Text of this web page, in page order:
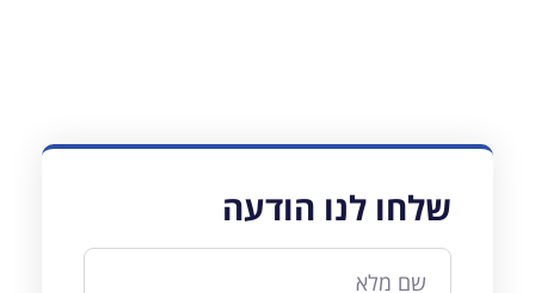
שלחו לנו הודעה